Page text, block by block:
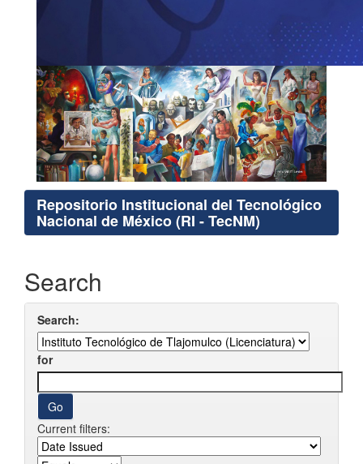
Repositorio Institucional del Tecnológico
Nacional de México (RI - TecNM)
Search
Search:
for
Current filters: